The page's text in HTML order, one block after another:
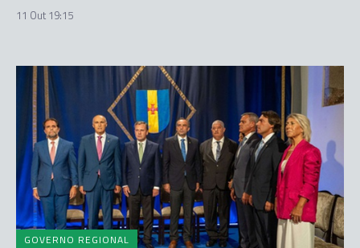
11 Out 19:15
GOVERNO REGIONAL